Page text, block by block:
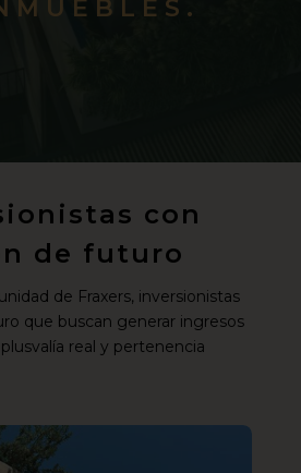
con
de futuro
de Fraxers, inversionistas
que buscan generar ingresos
real y pertenencia